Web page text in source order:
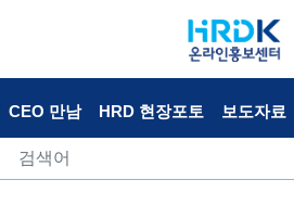
CEO 만남 HRD 현장포토 보도자료